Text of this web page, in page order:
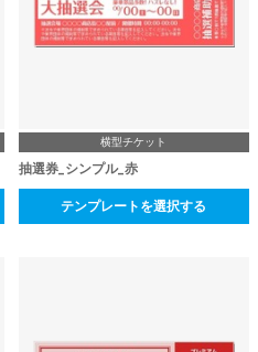
横型チケット
抽選券_シンプル_赤
テンプレートを選択する